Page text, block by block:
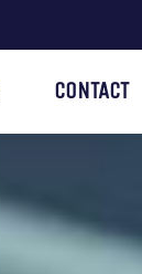
CONTACT